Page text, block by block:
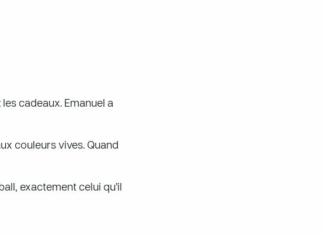
cadeaux. Emanuel a
couleurs vives. Quand
exactement celui qu’il